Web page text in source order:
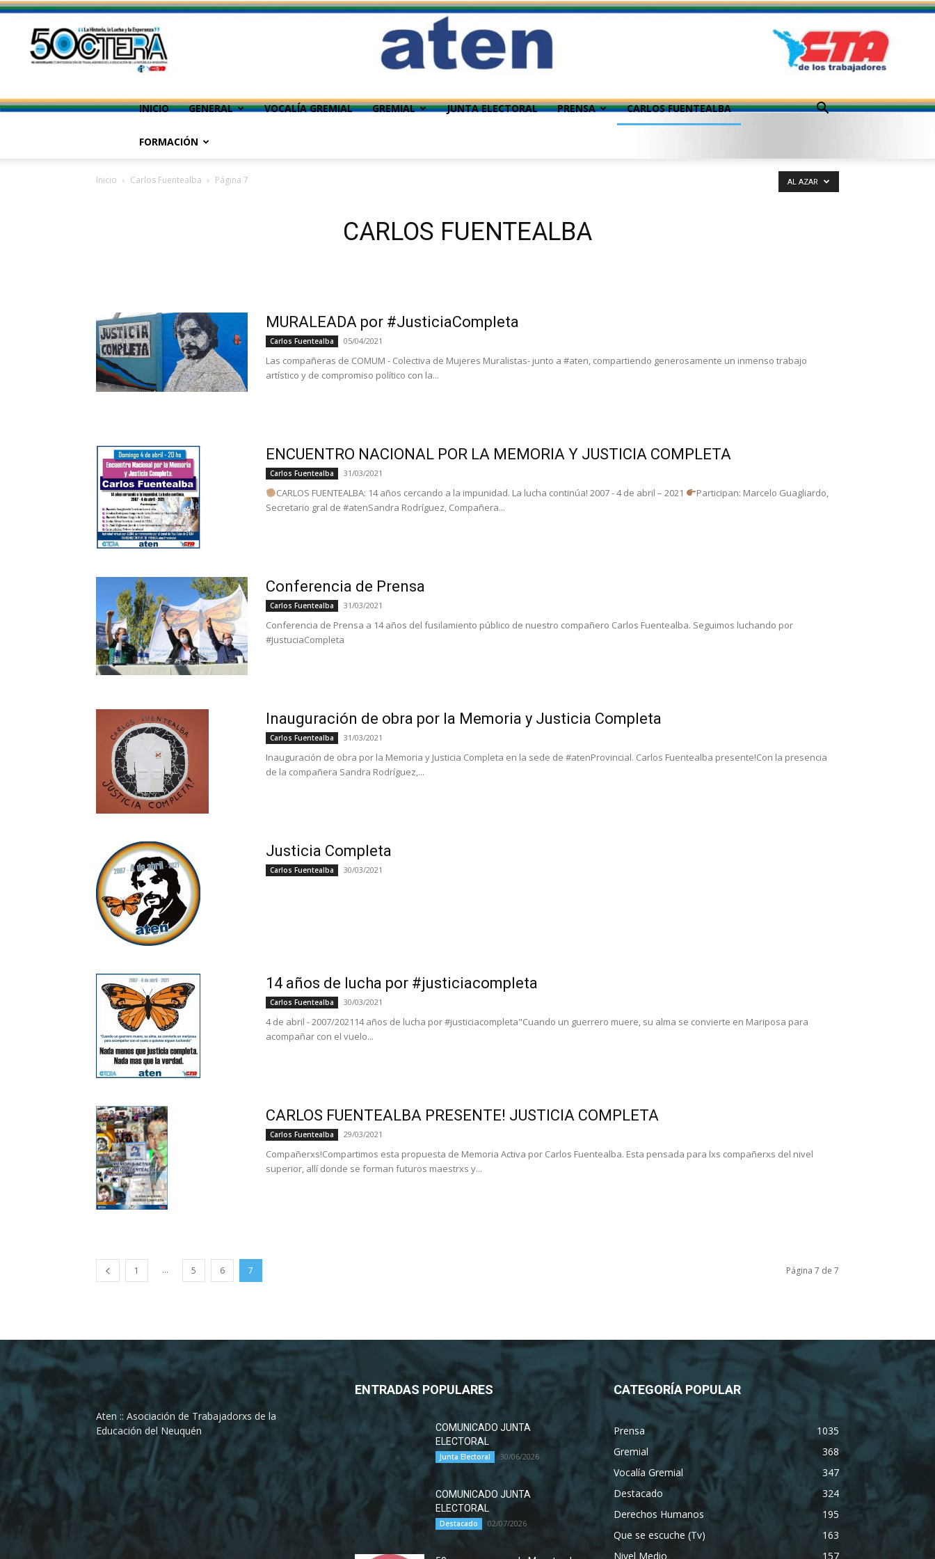
INICIO GENERAL VOCALÍA GREMIAL GREMIAL JUNTA ELECTORAL PRENSA CARLOS FUENTEALBA
FORMACIÓN
Inicio Carlos Fuentealba Página 7
CARLOS FUENTEALBA
AL AZAR
MURALEADA por #JusticiaCompleta
Carlos Fuentealba 05/04/2021
Las compañeras de COMUM - Colectiva de Mujeres Muralistas- junto a #aten, compartiendo generosamente un inmenso trabajo
artístico y de compromiso político con la...
ENCUENTRO NACIONAL POR LA MEMORIA Y JUSTICIA COMPLETA
Carlos Fuentealba 31/03/2021
CARLOS FUENTEALBA: 14 años cercando a la impunidad. La lucha continúa! 2007 - 4 de abril – 2021
Participan: Marcelo Guagliardo,
Secretario gral de #atenSandra Rodríguez, Compañera...
Conferencia de Prensa
Carlos Fuentealba 31/03/2021
Conferencia de Prensa a 14 años del fusilamiento público de nuestro compañero Carlos Fuentealba. Seguimos luchando por
#JustuciaCompleta
Inauguración de obra por la Memoria y Justicia Completa
Carlos Fuentealba 31/03/2021
Inauguración de obra por la Memoria y Justicia Completa en la sede de #atenProvincial. Carlos Fuentealba presente!Con la presencia
de la compañera Sandra Rodríguez,...
Justicia Completa
Carlos Fuentealba 30/03/2021
14 años de lucha por #justiciacompleta
Carlos Fuentealba 30/03/2021
4 de abril - 2007/202114 años de lucha por #justiciacompleta"Cuando un guerrero muere, su alma se convierte en Mariposa para
acompañar con el vuelo...
CARLOS FUENTEALBA PRESENTE! JUSTICIA COMPLETA
Carlos Fuentealba 29/03/2021
Compañerxs!Compartimos esta propuesta de Memoria Activa por Carlos Fuentealba. Esta pensada para lxs compañerxs del nivel
superior, allí donde se forman futuros maestrxs y...
1 ... 5 6 7 Página 7 de 7
Aten :: Asociación de Trabajadorxs de la
Educación del Neuquén
ENTRADAS POPULARES
COMUNICADO JUNTA
ELECTORAL
Junta Electoral 30/06/2026
COMUNICADO JUNTA
ELECTORAL
Destacado 02/07/2026
CATEGORÍA POPULAR
Prensa
1035
Gremial
368
Vocalía Gremial
347
Destacado
324
Derechos Humanos
195
Que se escuche (Tv)
163
Nivel Medio
157